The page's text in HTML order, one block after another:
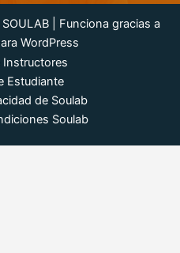
d
i
n
-
i
n
g
r
a
m
s
| Funciona gracias a
WordPress
Instructores
Estudiante
de Soulab
Soulab